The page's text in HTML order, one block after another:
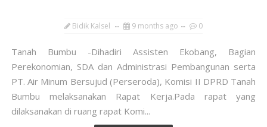
Bidik Kalsel 9 months ago 0
Tanah Bumbu -Dihadiri Assisten Ekobang, Bagian
Perekonomian, SDA dan Administrasi Pembangunan serta
PT. Air Minum Bersujud (Perseroda), Komisi II DPRD Tanah
Bumbu melaksanakan Rapat Kerja.Pada rapat yang
dilaksanakan di ruang rapat Komi...